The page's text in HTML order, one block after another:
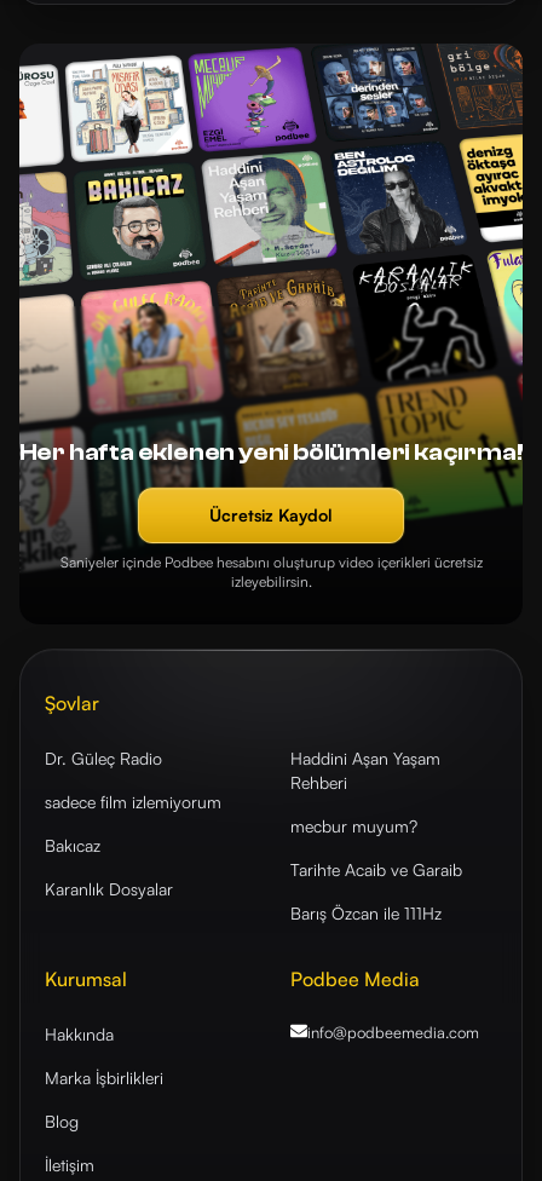
Her hafta eklenen yeni bölümleri kaçırma!
Ücretsiz Kaydol
Saniyeler içinde Podbee hesabını oluşturup video içerikleri ücretsiz
izleyebilirsin.
Şovlar
Dr. Güleç Radio
sadece film izlemiyorum
Bakıcaz
Karanlık Dosyalar
Haddini Aşan Yaşam
Rehberi
mecbur muyum?
Tarihte Acaib ve Garaib
Barış Özcan ile 111Hz
Kurumsal
Hakkında
Marka İşbirlikleri
Blog
İletişim
Podbee Media
info@podbeemedia.com